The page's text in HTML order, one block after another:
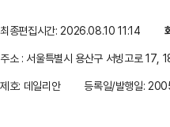
최종편집시간: 2026.08.10 11:14
주소 : 서울특별시 용산구 서빙고로 17,
제호: 데일리안
등록일/발행일: